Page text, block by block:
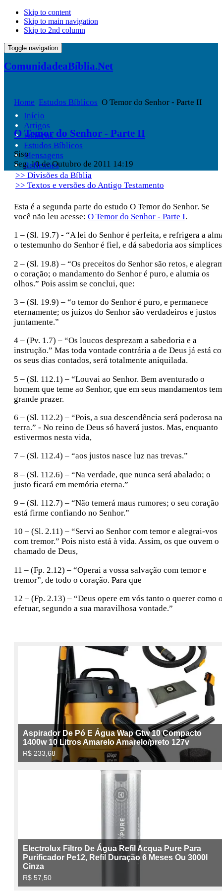
Skip to content
Skip to main navigation
Skip to 2nd column
Toggle navigation
ComunidadeaBíblia.Net
Início
Artigos
Esboços
Estudos Bíblicos
Mensagens
Reflexões
Home Estudos Bíblicos O Temor do Senhor - Parte II
O Temor do Senhor - Parte II
Siso
Seg, 10 de Outubro de 2011 14:19
>> Divisões da Bíblia
>> Textos e versões do Antigo Testamento
Esta é a segunda parte do estudo O Temor do Senhor. Se
você não leu acesse: O Temor do Senhor - Parte I.
1 – (Sl. 19.7) - “A lei do Senhor é perfeita, e refrigera a
o testemunho do Senhor é fiel, e dá sabedoria aos
2 – (Sl. 19.8) – “Os preceitos do Senhor são retos, e
o coração; o mandamento do Senhor é puro, e alumia os
olhos.” Pois assim se conclui, que:
3 – (Sl. 19.9) – “o temor do Senhor é puro, e permanece
eternamente; os juízos do Senhor são verdadeiros e justos
juntamente.”
4 – (Pv. 1.7) – “Os loucos desprezam a sabedoria e a
instrução.” Mas toda vontade contrária a de Deus já está
os seus dias contados, será totalmente aniquilada.
5 – (Sl. 112.1) – “Louvai ao Senhor. Bem aventurado o
homem que teme ao Senhor, que em seus mandamentos tem
grande prazer.
6 – (Sl. 112.2) – “Pois, a sua descendência será poderosa na
terra.” - No reino de Deus só haverá justos. Mas, enquanto
estivermos nesta vida,
7 – (Sl. 112.4) – “aos justos nasce luz nas trevas.”
8 – (Sl. 112.6) – “Na verdade, que nunca será abalado; o
justo ficará em memória eterna.”
9 – (Sl. 112.7) – “Não temerá maus rumores; o seu coração
está firme confiando no Senhor.”
10 – (Sl. 2.11) – “Servi ao Senhor com temor e alegrai-vos
com tremor.” Pois nisto está à vida. Assim, os que ouvem o
chamado de Deus,
11 – (Fp. 2.12) – “Operai a vossa salvação com temor e
tremor”, de todo o coração. Para que
12 – (Fp. 2.13) – “Deus opere em vós tanto o querer como
efetuar, segundo a sua maravilhosa vontade.”